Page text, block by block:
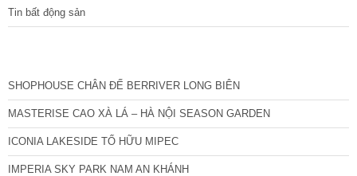
Tin bất động sản
SHOPHOUSE CHÂN ĐẾ BERRIVER LONG BIÊN
MASTERISE CAO XÀ LÁ – HÀ NỘI SEASON GARDEN
ICONIA LAKESIDE TỐ HỮU MIPEC
IMPERIA SKY PARK NAM AN KHÁNH